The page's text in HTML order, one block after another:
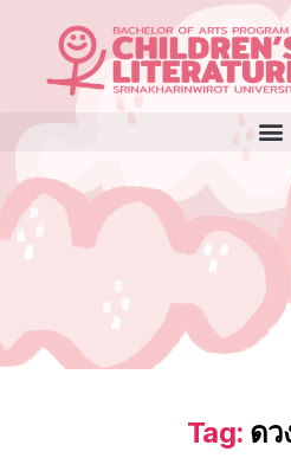
Tag: ดว